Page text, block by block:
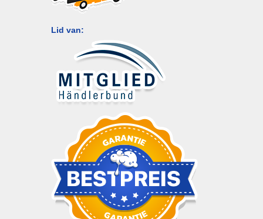
Lid van: